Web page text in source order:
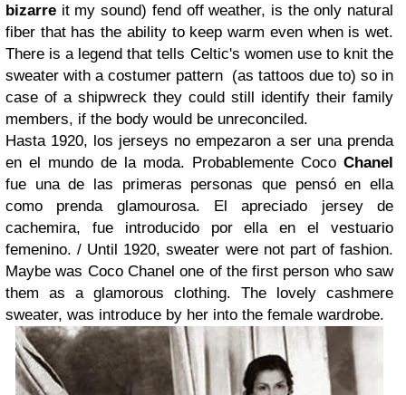
bizarre it my sound) fend off weather, is the only natural
fiber that has the ability to keep warm even when is wet.
There is a legend that tells Celtic's women use to knit the
sweater with a costumer pattern (as tattoos due to) so in
case of a shipwreck they could still identify their family
members, if the body would be unreconciled.
Hasta 1920, los jerseys no empezaron a ser una prenda
en el mundo de la moda. Probablemente Coco Chanel
fue una de las primeras personas que pensó en ella
como prenda glamourosa. El apreciado jersey de
cachemira, fue introducido por ella en el vestuario
femenino. / Until 1920, sweater were not part of fashion.
Maybe was Coco Chanel one of the first person who saw
them as a glamorous clothing. The lovely cashmere
sweater, was introduce by her into the female wardrobe.